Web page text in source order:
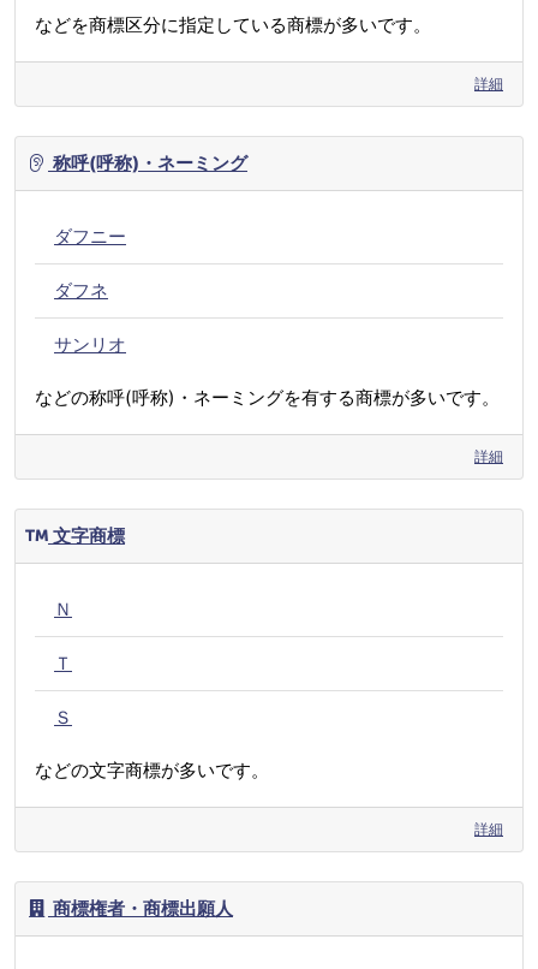
などを商標区分に指定している商標が多いです。
詳細
称呼(呼称)・ネーミング
ダフニー
ダフネ
サンリオ
などの称呼(呼称)・ネーミングを有する商標が多いです。
詳細
文字商標
Ｎ
Ｔ
Ｓ
などの文字商標が多いです。
詳細
商標権者・商標出願人